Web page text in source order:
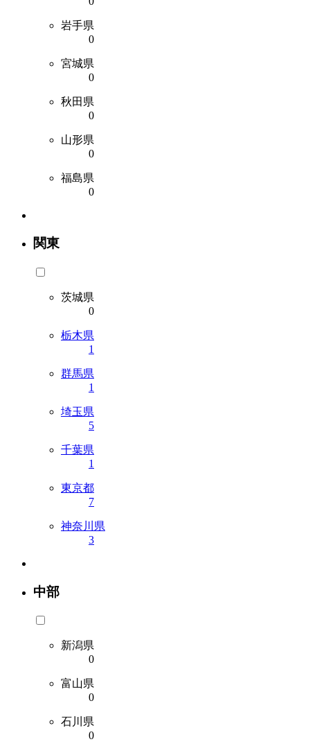
岩手県
0
宮城県
0
秋田県
0
山形県
0
福島県
0
関東
茨城県
0
栃木県
1
群馬県
1
埼玉県
5
千葉県
1
東京都
7
神奈川県
3
中部
新潟県
0
富山県
0
石川県
0